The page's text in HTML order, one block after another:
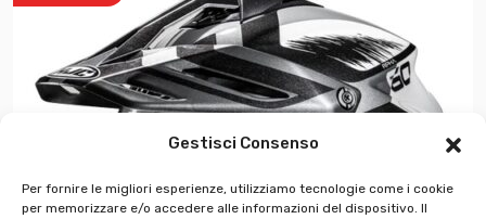
Gestisci Consenso
Per fornire le migliori esperienze, utilizziamo tecnologie come i cookie
per memorizzare e/o accedere alle informazioni del dispositivo. Il